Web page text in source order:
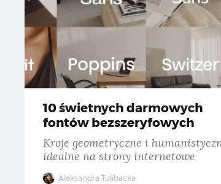
10 świetnych darmowych
fontów bezszeryfowych
Kroje geometryczne i
idealne na strony internetowe
Aleksandra Tulibacka